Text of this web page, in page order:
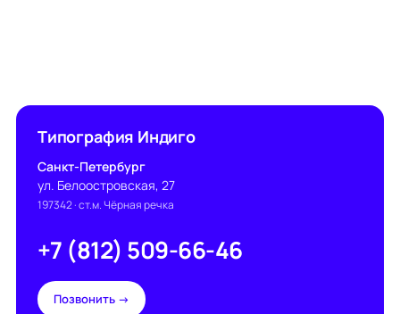
Типография Индиго
Санкт-Петербург
ул. Белоостровская, 27
197342· ст.м. Чёрная речка
+7 (812) 509-66-46
Позвонить →